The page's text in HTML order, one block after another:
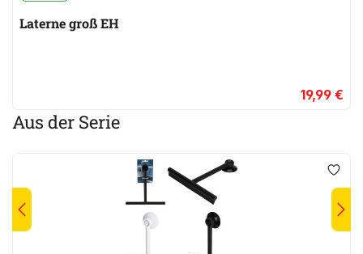
Laterne groß EH
19,99 €
Aus der Serie